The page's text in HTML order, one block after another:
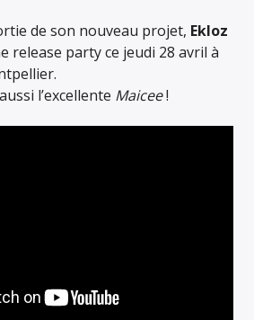
de son nouveau projet, Ekloz
release party ce jeudi 28 avril à
l’excellente Maicee!